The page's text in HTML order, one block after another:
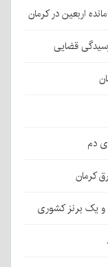
قضایی
دم
کرمان
یک برنز کشوری